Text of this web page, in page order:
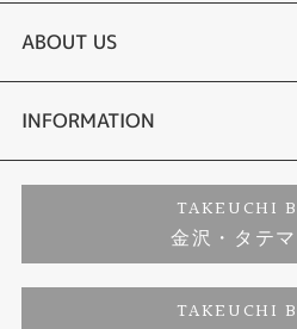
結婚指輪
セットリング
婚約ネックレス
ダイヤモンド
選ばれる理由まとめ
お客様の声
プロポーズサポート
ブランドリスト
ABOUT US
会社概要
お客様の声
INFORMATION
TAKEUCHI
金沢・タテ
TAKEUCHI